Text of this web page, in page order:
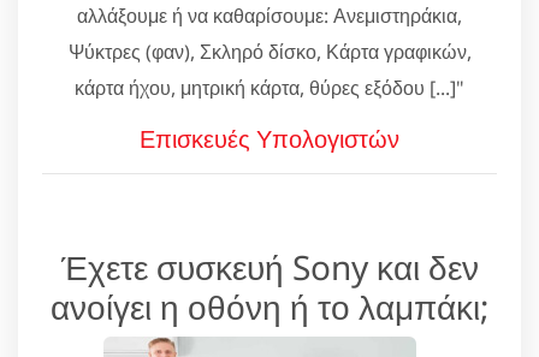
αλλάξουμε ή να καθαρίσουμε: Ανεμιστηράκια,
Ψύκτρες (φαν), Σκληρό δίσκο, Κάρτα γραφικών,
κάρτα ήχου, μητρική κάρτα, θύρες εξόδου [...]"
Επισκευές Υπολογιστών
Έχετε συσκευή Sony και δεν
ανοίγει η οθόνη ή το λαμπάκι;